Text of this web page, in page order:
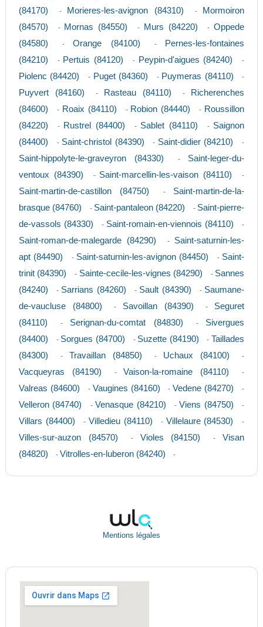
(84170)
- Morieres-les-avignon (84310) -
Mormoiron
(84570)
- Mornas (84550) - Murs (84220) -Oppede
(84580)
-Orange (84100) -
Pernes-les-fontaines
(84210)
- Pertuis (84120) - Peypin-d'aigues (84240) -
Piolenc (84420) - Puget (84360) - Puymeras (84110) -
Puyvert (84160) - Rasteau (84110) -
Richerenches
(84600)
- Roaix (84110) - Robion (84440) - Roussillon
(84220)
- Rustrel (84400) - Sablet (84110) - Saignon
(84400)
- Saint-christol (84390) - Saint-didier (84210) -
Saint-hippolyte-le-graveyron (84330) - Saint-leger-du-
ventoux (84390)
- Saint-marcellin-les-vaison (84110) -
Saint-martin-de-castillon (84750) - Saint-martin-de-la-
brasque (84760)
- Saint-pantaleon (84220) - Saint-pierre-
de-vassols (84330)
- Saint-romain-en-viennois (84110) -
Saint-roman-de-malegarde (84290) - Saint-saturnin-les-
apt (84490)
- Saint-saturnin-les-avignon (84450) - Saint-
trinit (84390)
- Sainte-cecile-les-vignes (84290) - Sannes
(84240)
- Sarrians (84260) - Sault (84390) - Saumane-
de-vaucluse (84800)
- Savoillan (84390) - Seguret
(84110)
- Serignan-du-comtat (84830) - Sivergues
(84400)
- Sorgues (84700) - Suzette (84190) - Taillades
(84300)
- Travaillan (84850) - Uchaux (84100) -
Vacqueyras (84190) - Vaison-la-romaine (84110) -
Valreas (84600) - Vaugines (84160) - Vedene (84270) -
Velleron (84740) - Venasque (84210) - Viens (84750) -
Villars (84400) - Villedieu (84110) - Villelaure (84530) -
Villes-sur-auzon (84570) - Violes (84150) - Visan
(84820)
- Vitrolles-en-luberon (84240) -
Mentions légales